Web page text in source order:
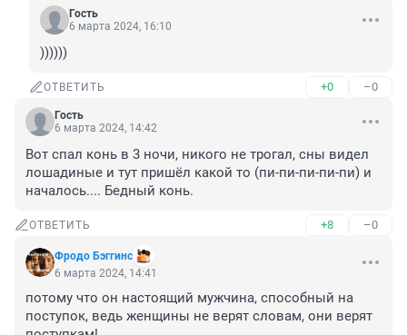
Гость
6 марта 2024, 16:10
))))))
ОТВЕТИТЬ +0 –0
Гость
6 марта 2024, 14:42
Вот спал конь в 3 ночи, никого не трогал, сны видел
лошадиные и тут пришёл какой то (пи-пи-пи-пи-пи) и
началось.... Бедный конь.
ОТВЕТИТЬ +8 –0
Фродо Бэггинс
6 марта 2024, 14:41
потому что он настоящий мужчина, способный на
поступок, ведь женщины не верят словам, они верят